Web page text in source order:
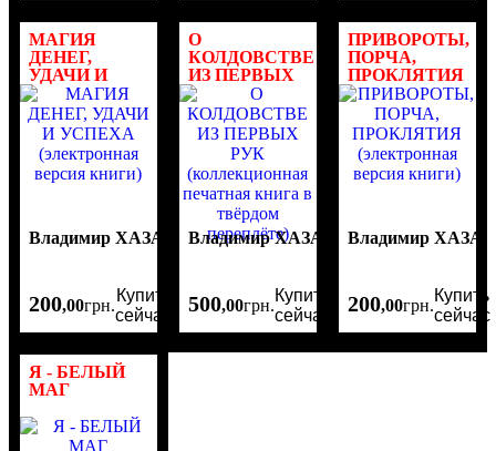
МАГИЯ
ДЕНЕГ,
УДАЧИ И
УСПЕХА
(электронная
версия книги)
Владимир ХАЗАН
200,00грн.
Купить
сейчас
О
КОЛДОВСТВЕ
ИЗ ПЕРВЫХ
РУК
(коллекционная
печатная
книга в
твёрдом
переплёте)
Владимир ХАЗАН
500,00грн.
Купить
сейчас
ПРИВОРОТЫ,
ПОРЧА,
ПРОКЛЯТИЯ
(электронная
версия книги)
Владимир ХАЗАН
200,00грн.
Купить
сейчас
Я - БЕЛЫЙ
МАГ
(электронная
версия книги)